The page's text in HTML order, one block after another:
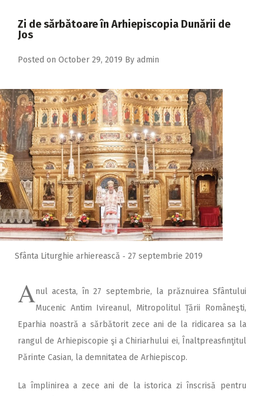
2017
2014
2013
2012
2011
2010
2009
Zi de sărbătoare în Arhiepiscopia Dunării de
Jos
Posted on October 29, 2019 By admin
Sfânta Liturghie arhierească ‑ 27 septembrie 2019
Anul acesta, în 27 septembrie, la prăznuirea Sfântului
Mucenic Antim Ivireanul, Mitropolitul Țării Româneşti,
Eparhia noastră a sărbătorit zece ani de la ridicarea sa la
rangul de Arhiepiscopie şi a Chiriarhului ei, Înaltpreasfinţitul
Părinte Casian, la demnitatea de Arhiepiscop.
La împlinirea a zece ani de la istorica zi înscrisă pentru